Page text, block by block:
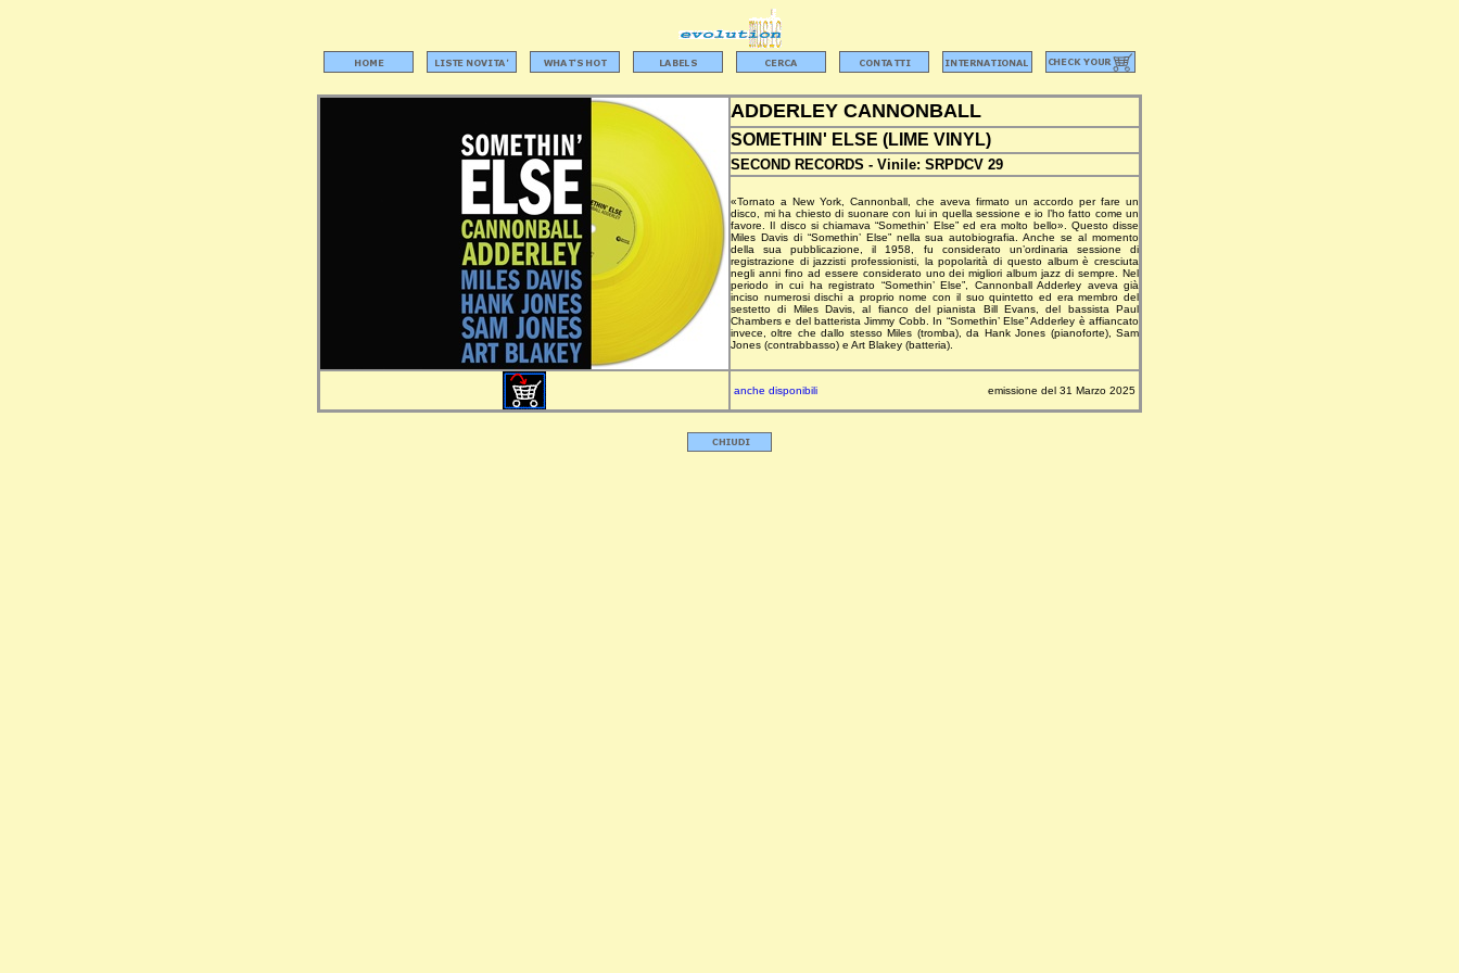
ADDERLEY CANNONBALL
SOMETHIN' ELSE (LIME VINYL)
SECOND RECORDS - Vinile: SRPDCV 29
«Tornato a New York, Cannonball, che aveva firmato un accordo per fare un
disco, mi ha chiesto di suonare con lui in quella sessione e io l’ho fatto come un
favore. Il disco si chiamava “Somethin’ Else” ed era molto bello». Questo disse
Miles Davis di “Somethin’ Else” nella sua autobiografia. Anche se al momento
della sua pubblicazione, il 1958, fu considerato un’ordinaria sessione di
registrazione di jazzisti professionisti, la popolarità di questo album è cresciuta
negli anni fino ad essere considerato uno dei migliori album jazz di sempre. Nel
periodo in cui ha registrato “Somethin’ Else”, Cannonball Adderley aveva già
inciso numerosi dischi a proprio nome con il suo quintetto ed era membro del
sestetto di Miles Davis, al fianco del pianista Bill Evans, del bassista Paul
Chambers e del batterista Jimmy Cobb. In “Somethin’ Else” Adderley è affiancato
invece, oltre che dallo stesso Miles (tromba), da Hank Jones (pianoforte), Sam
Jones (contrabbasso) e Art Blakey (batteria).
anche disponibili emissione del 31 Marzo 2025